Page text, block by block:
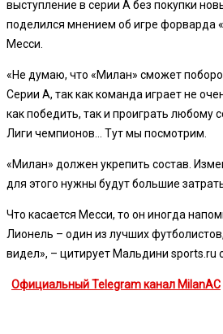
выступление в серии А без покупки
поделился мнением об игре форварда
Месси.
«Не думаю, что «Милан» сможет
Серии А, так как команда играет не
как победить, так и проиграть любому
Лиги чемпионов… Тут мы посмотрим.
«Милан» должен укрепить состав.
для этого нужны будут большие
Что касается Месси, то он иногда
Лионель – один из лучших
видел», – цитирует Мальдини sports.ru
Официальный Telegram канал MilanAC